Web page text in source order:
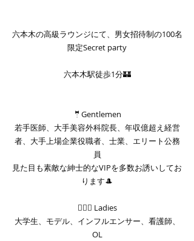
六本木の高級ラウンジにて、男女招待制の100名
限定Secret party
六本木駅徒歩1分🏰
🤵Gentlemen
若手医師、大手美容外科院長、年収億超え経営
者、大手上場企業役職者、士業、エリート公務
員
見た目も素敵な紳士的なVIPを多数お誘いしてお
ります🎩
🤵🏼‍♀ Ladies
大学生、モデル、インフルエンサー、看護師、
OL